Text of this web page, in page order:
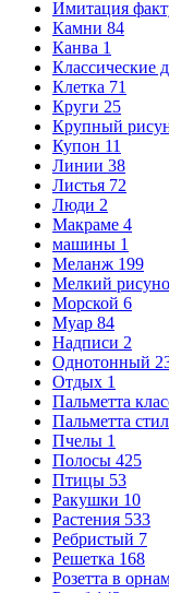
Имитация
Камни 84
Канва 1
Классические
Клетка 71
Круги 25
Крупный
Купон 11
Линии 38
Листья 72
Люди 2
Макраме 4
машины 1
Меланж 199
Мелкий
Морской 6
Муар 84
Надписи 2
Однотонный
Отдых 1
Пальметта
Пальметта
Пчелы 1
Полосы 425
Птицы 53
Ракушки 10
Растения 533
Ребристый 7
Решетка 168
Розетта в